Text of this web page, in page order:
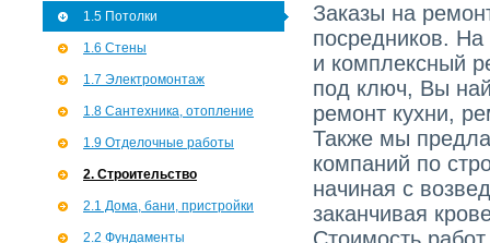
1.5 Потолки
1.6 Стены
1.7 Э­лектромонтаж
1.8 Сантехника, отопление
1.9 Отделочные работы
2. Строительство
2.1 Дома, бани, пристройки
2.2 Фундаменты
Заказы на
посредников.
и комплексный
под ключ, Вы
ремонт кухни,
Также мы
компаний по
начиная с
заканчивая